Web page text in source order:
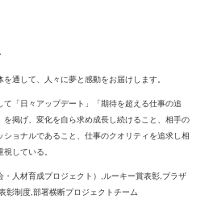
通して、人々に夢と感動をお届けします。
て「日々アップデート」「期待を超える仕事の追
を掲げ、変化を自ら求め成長し続けること、相手の
ショナルであること、仕事のクオリティを追求し相
している。
・人材育成プロジェクト）,ルーキー賞表彰,ブラザ
彰制度,部署横断プロジェクトチーム